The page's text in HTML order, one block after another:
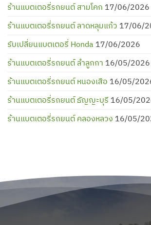
ร้านแบตเตอรี่รถยนต์ สามโคก 17/06/2026
ร้านแบตเตอรี่รถยนต์ ลาดหลุมแก้ว 17/06/
รับเปลี่ยนแบตเตอรี่ Honda 17/06/2026
ร้านแบตเตอรี่รถยนต์ ลำลูกกา 16/05/2026
ร้านแบตเตอรี่รถยนต์ หนองเสือ 16/05/
ร้านแบตเตอรี่รถยนต์ ธัญญะบุรี 16/05/
ร้านแบตเตอรี่รถยนต์ คลองหลวง 16/05/